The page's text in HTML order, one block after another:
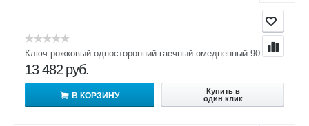
Ключ рожковый односторонний гаечный омедненный 90 КГО
13 482 руб.
В КОРЗИНУ
Купить в
один клик